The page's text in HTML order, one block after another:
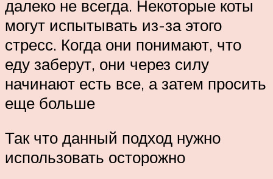
далеко не всегда. Некоторые коты
могут испытывать из-за этого
стресс. Когда они понимают, что
еду заберут, они через силу
начинают есть все, а затем просить
еще больше
Так что данный подход нужно
использовать осторожно